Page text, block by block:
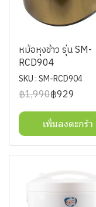
หม้อหุงข้าว รุ่น SM-
RCD904
SKU : SM-RCD904
฿1,990฿929
เพิ่มลงตะกร้า